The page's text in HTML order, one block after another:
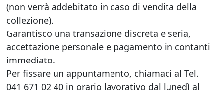
(non verrà addebitato in caso di vendita della
collezione).
Garantisco una transazione discreta e seria,
accettazione personale e pagamento in contanti
immediato.
Per fissare un appuntamento, chiamaci al Tel.
041 671 02 40 in orario lavorativo dal lunedì al